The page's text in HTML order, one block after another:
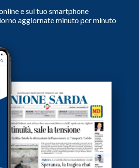
e sul tuo smartphone
aggiornate minuto per minuto